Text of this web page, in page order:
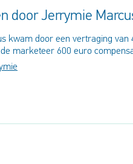
door Jerrymie
kwam door een vertraging van
marketeer 600 euro